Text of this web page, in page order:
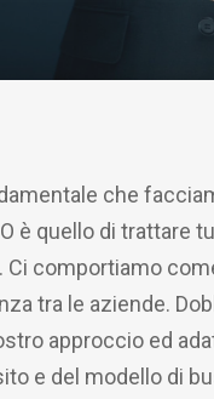
che
è quello di trattare
Ci comportiamo
tra le aziende.
approccio ed
e del modello di